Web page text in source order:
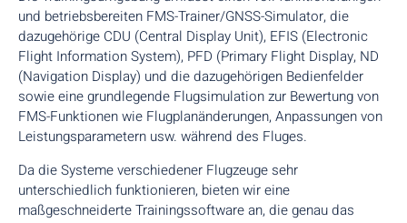
und betriebsbereiten FMS-Trainer/GNSS-Simulator, die
dazugehörige CDU (Central Display Unit), EFIS (Electronic
Flight Information System), PFD (Primary Flight Display, ND
(Navigation Display) und die dazugehörigen Bedienfelder
sowie eine grundlegende Flugsimulation zur Bewertung von
FMS-Funktionen wie Flugplanänderungen, Anpassungen von
Leistungsparametern usw. während des Fluges.
Da die Systeme verschiedener Flugzeuge sehr
unterschiedlich funktionieren, bieten wir eine
maßgeschneiderte Trainingssoftware an, die genau das